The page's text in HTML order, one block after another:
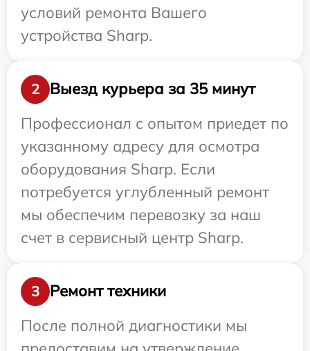
условий ремонта Вашего
устройства Sharp.
2
Выезд курьера за 35 минут
Профессионал с опытом приедет по
указанному адресу для осмотра
оборудования Sharp. Если
потребуется углубленный ремонт
мы обеспечим перевозку за наш
счет в сервисный центр Sharp.
3
Ремонт техники
После полной диагностики мы